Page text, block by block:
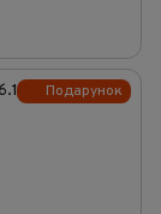
Подарунок